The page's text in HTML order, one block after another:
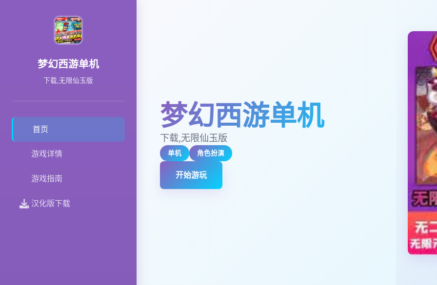
梦幻西游单机
下载,无限仙玉版
首页
游戏详情
游戏指南
汉化版下载
梦幻西游单机
下载,无限仙玉版
单机 角色扮演
开始游玩